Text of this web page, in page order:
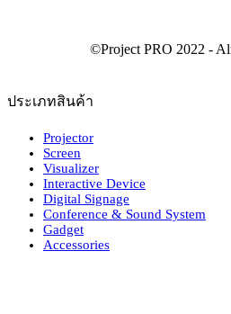
ประเภทสินค้า
Projector
Screen
Visualizer
Interactive Device
Digital Signage
Conference & Sound System
Gadget
Accessories